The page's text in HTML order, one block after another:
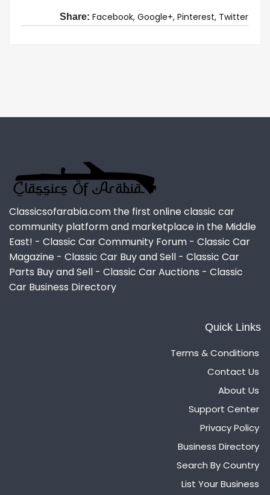
Share: Facebook, Google+, Pinterest, Twitter
Classicsofarabia.com the first online classic car
community platform and marketplace in the Middle
East! - Classic Car Community Forum - Classic Car
Magazine - Classic Car Buy and Sell - Classic Car
Parts Buy and Sell - Classic Car Auctions - Classic
Car Business Directory
Quick Links
Terms & Conditions
Contact Us
About Us
Support Center
Privacy Policy
Business Directory
Search By Country
List Your Business